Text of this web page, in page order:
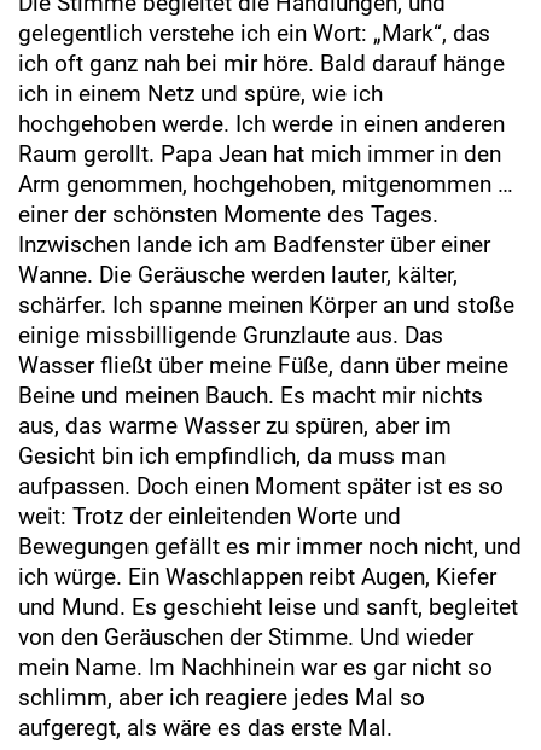
gelegentlich verstehe ich ein Wort: „Mark“, das
ich oft ganz nah bei mir höre. Bald darauf hänge
ich in einem Netz und spüre, wie ich
hochgehoben werde. Ich werde in einen anderen
Raum gerollt. Papa Jean hat mich immer in den
Arm genommen, hochgehoben, mitgenommen …
einer der schönsten Momente des Tages.
Inzwischen lande ich am Badfenster über einer
Wanne. Die Geräusche werden lauter, kälter,
schärfer. Ich spanne meinen Körper an und stoße
einige missbilligende Grunzlaute aus. Das
Wasser fließt über meine Füße, dann über meine
Beine und meinen Bauch. Es macht mir nichts
aus, das warme Wasser zu spüren, aber im
Gesicht bin ich empfindlich, da muss man
aufpassen. Doch einen Moment später ist es so
weit: Trotz der einleitenden Worte und
Bewegungen gefällt es mir immer noch nicht, und
ich würge. Ein Waschlappen reibt Augen, Kiefer
und Mund. Es geschieht leise und sanft, begleitet
von den Geräuschen der Stimme. Und wieder
mein Name. Im Nachhinein war es gar nicht so
schlimm, aber ich reagiere jedes Mal so
aufgeregt, als wäre es das erste Mal.